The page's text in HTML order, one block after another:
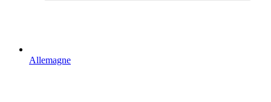
Allemagne